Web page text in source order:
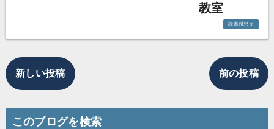
教室
読書感想文
新しい投稿 前の投稿
このブログを検索